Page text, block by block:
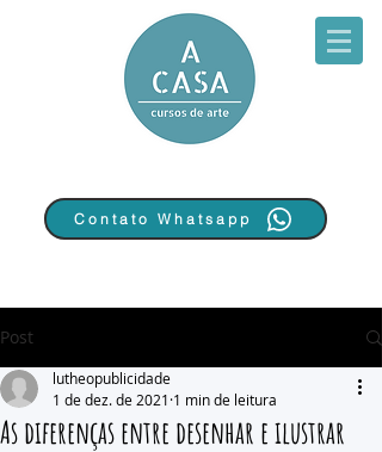
Contato Whatsapp
Post
As diferenças entre desenhar e ilustrar
lutheopublicidade
1 de dez. de 2021 1 min de leitura